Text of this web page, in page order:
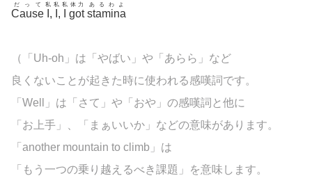
Cause
だって 私
,
私
,
私
got
体力
stamina
あるわよ
（「Uh-oh」は「やばい」や「あらら」など
良くないことが起きた時に使われる感嘆詞です。
「Well」は「さて」や「おや」の感嘆詞と他に
「お上手」、「まぁいいか」などの意味があります。
「another mountain to climb」は
「もう一つの乗り越えるべき課題」を意味します。